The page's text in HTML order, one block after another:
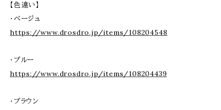
【色違い】
・ベージュ
https://www.drosdro.jp/items/108204548
・ブルー
https://www.drosdro.jp/items/108204439
・ブラウン